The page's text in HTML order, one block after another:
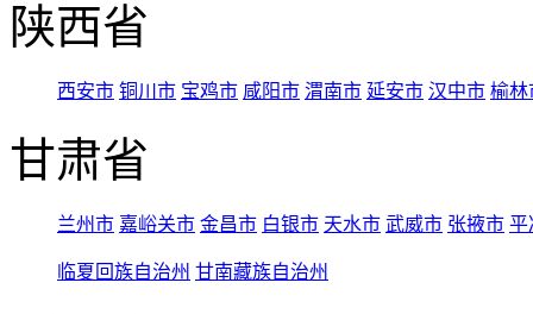
陕西省
西安市 铜川市 宝鸡市 咸阳市 渭南市 延安市 汉中市 榆林
甘肃省
兰州市 嘉峪关市 金昌市 白银市 天水市 武威市 张掖市 平
临夏回族自治州 甘南藏族自治州